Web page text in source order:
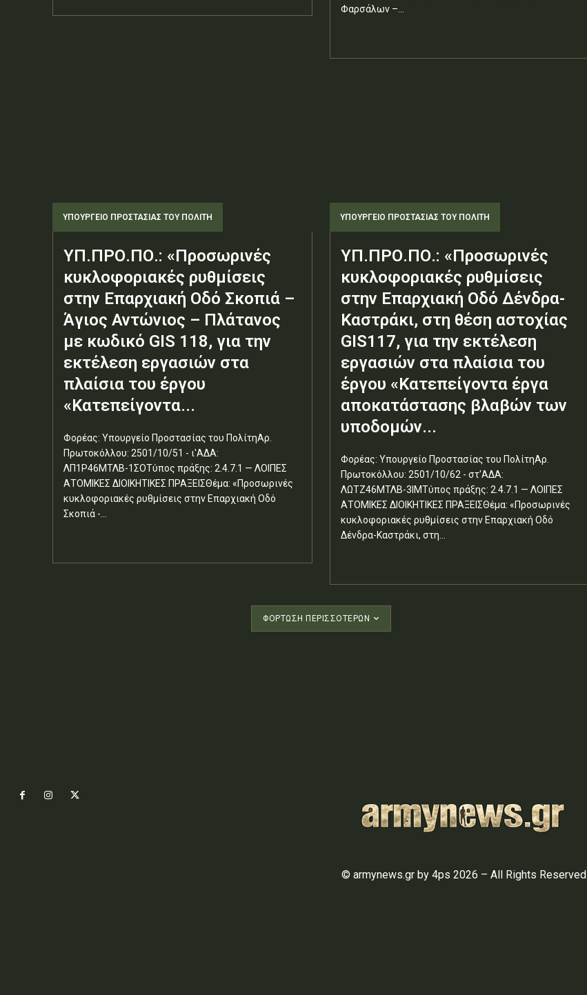
Φαρσάλων –...
ΥΠΟΥΡΓΕΊΟ ΠΡΟΣΤΑΣΊΑΣ ΤΟΥ ΠΟΛΊΤΗ
ΥΠ.ΠΡΟ.ΠΟ.: «Προσωρινές
κυκλοφοριακές ρυθμίσεις
στην Επαρχιακή Οδό Σκοπιά –
Άγιος Αντώνιος – Πλάτανος
με κωδικό GIS 118, για την
εκτέλεση εργασιών στα
πλαίσια του έργου
«Κατεπείγοντα...
Φορέας: Υπουργείο Προστασίας του ΠολίτηΑρ.
Πρωτοκόλλου: 2501/10/51 - ι'ΑΔΑ:
ΛΠ1Ρ46ΜΤΛΒ-1ΣΟΤύπος πράξης: 2.4.7.1 — ΛΟΙΠΕΣ
ΑΤΟΜΙΚΕΣ ΔΙΟΙΚΗΤΙΚΕΣ ΠΡΑΞΕΙΣΘέμα: «Προσωρινές
κυκλοφοριακές ρυθμίσεις στην Επαρχιακή Οδό
Σκοπιά -...
ΥΠΟΥΡΓΕΊΟ ΠΡΟΣΤΑΣΊΑΣ ΤΟΥ ΠΟΛΊΤΗ
ΥΠ.ΠΡΟ.ΠΟ.: «Προσωρινές
κυκλοφοριακές ρυθμίσεις
στην Επαρχιακή Οδό Δένδρα-
Καστράκι, στη θέση αστοχίας
GIS117, για την εκτέλεση
εργασιών στα πλαίσια του
έργου «Κατεπείγοντα έργα
αποκατάστασης βλαβών των
υποδομών...
Φορέας: Υπουργείο Προστασίας του ΠολίτηΑρ.
Πρωτοκόλλου: 2501/10/62 - στ'ΑΔΑ:
ΛΩΤΖ46ΜΤΛΒ-3ΙΜΤύπος πράξης: 2.4.7.1 — ΛΟΙΠΕΣ
ΑΤΟΜΙΚΕΣ ΔΙΟΙΚΗΤΙΚΕΣ ΠΡΑΞΕΙΣΘέμα: «Προσωρινές
κυκλοφοριακές ρυθμίσεις στην Επαρχιακή Οδό
Δένδρα-Καστράκι, στη...
ΦΌΡΤΩΣΗ ΠΕΡΙΣΣΟΤΈΡΩΝ
© armynews.gr by 4ps 2026 – All Rights Reserved